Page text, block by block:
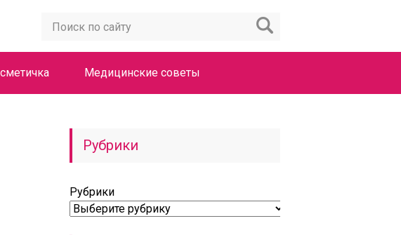
Медицинские советы
Рубрики
Рубрики